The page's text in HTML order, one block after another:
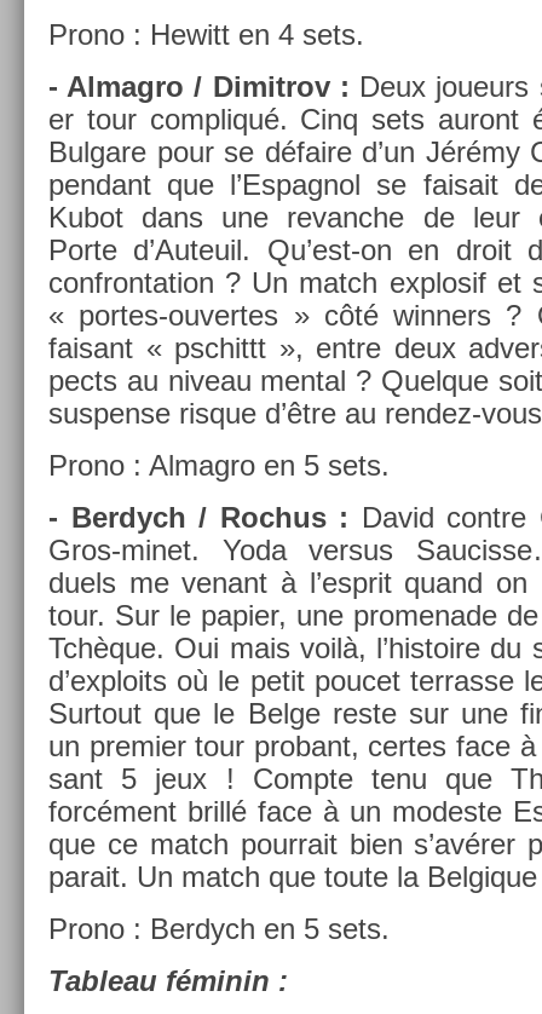
Prono : Hewitt en 4 sets.
- Al­mag­ro / Di­mit­rov : Deux joueurs
er tour com­pliqué. Cinq sets auront
Bul­gare pour se défaire d’un Jérémy
pen­dant que l’Es­pagnol se faisait
Kubot dans une re­vanche de leur
Porte d’Auteuil. Qu’est-on en droit
con­fron­ta­tion ? Un match ex­plosif et
« portes-ouvertes » côté winn­ers ?
faisant « pschittt », entre deux
pects au niveau ment­al ? Quel­que
sus­pen­se ris­que d’être au rendez-
Prono : Al­mag­ro en 5 sets.
- Be­rdych / Roc­hus : David con­tre
Gros-minet. Yoda ver­sus
duels me venant à l’esprit quand
tour. Sur le papi­er, une pro­menade
Tchèque. Oui mais voilà, l’his­toire du
d’exploits où le petit poucet ter­rasse
Sur­tout que le Belge reste sur une
un pre­mi­er tour pro­bant, cer­tes face
sant 5 jeux ! Com­pte tenu que
forcément brillé face à un modes­te
que ce match pour­rait bien s’avérer
para­it. Un match que toute la
Prono : Be­rdych en 5 sets.
Tab­leau féminin :